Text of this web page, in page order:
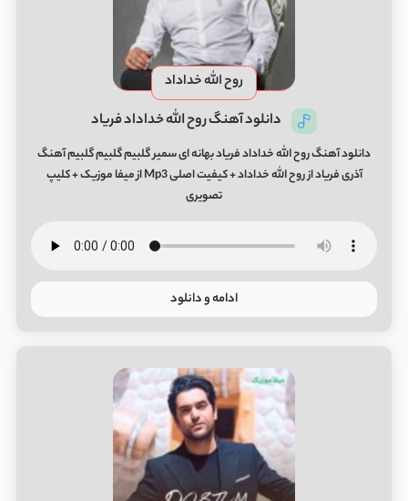
روح الله خداداد
دانلود آهنگ روح الله خداداد فریاد
دانلود آهنگ روح الله خداداد فریاد بهانه ای سمیر گلبیم گلبیم گلبیم آهنگ
آذری فریاد از روح الله خداداد + کیفیت اصلی Mp3 از میفا موزیک + کلیپ
تصویری
ادامه و دانلود